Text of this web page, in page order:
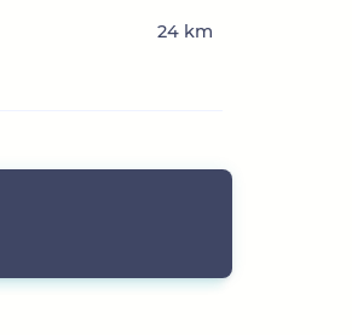
24 km